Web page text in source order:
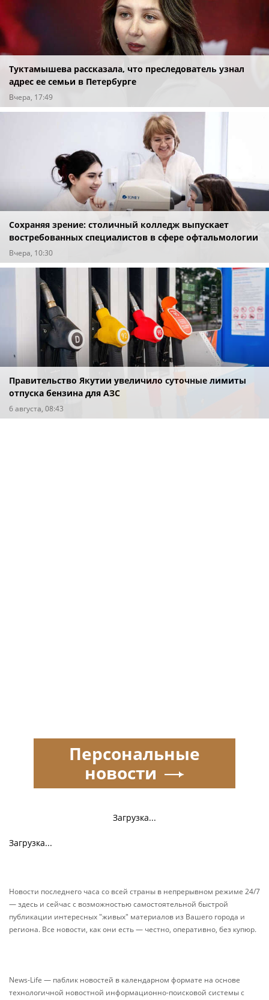
Туктамышева рассказала, что преследователь узнал
адрес ее семьи в Петербурге
Вчера, 17:49
Сохраняя зрение: столичный колледж выпускает
востребованных специалистов в сфере офтальмологии
Вчера, 10:30
Правительство Якутии увеличило суточные лимиты
отпуска бензина для АЗС
6 августа, 08:43
Загрузка...
Загрузка...
Персональные
новости
Новости последнего часа со всей страны в непрерывном режиме 24/7
— здесь и сейчас с возможностью самостоятельной быстрой
публикации интересных "живых" материалов из Вашего города и
региона. Все новости, как они есть — честно, оперативно, без купюр.
News-Life — паблик новостей в календарном формате на основе
технологичной новостной информационно-поисковой системы с